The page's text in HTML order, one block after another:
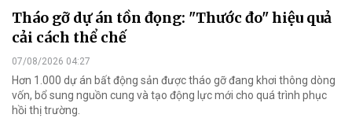
Tháo gỡ dự án tồn đọng: "Thước đo" hiệu quả
cải cách thể chế
07/08/2026 04:27
Hơn 1.000 dự án bất động sản được tháo gỡ đang khơi thông dòng
vốn, bổ sung nguồn cung và tạo động lực mới cho quá trình phục
hồi thị trường.